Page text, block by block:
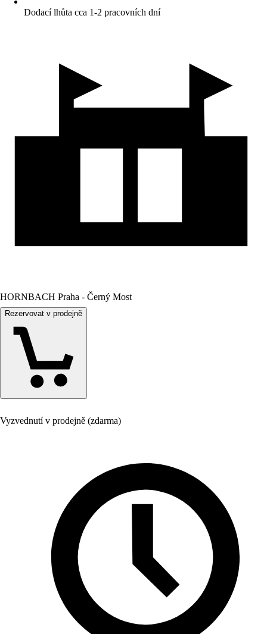
Dodací lhůta cca 1-2 pracovních dní
HORNBACH Praha - Černý Most
Rezervovat v prodejně
Vyzvednutí v prodejně (zdarma)